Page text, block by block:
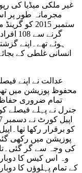
غیر ملکی میڈیا کی
ستمبر
ہوئے تھے۔اپنے
انسانی غلطی کے
عدالت نے اپنے
محفوظ پوزیشن میں
تمام ضروری
جنرل نے پہلے فیصلے
کو برقرار رکھا
پوزیشن میں رکھی
کی وجہ سے گر
وہ اس کیس کا
کے تمام پہلوؤں کا